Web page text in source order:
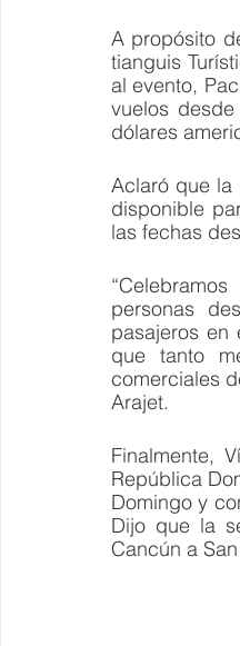
A propósito
tianguis
al evento,
vuelos
dólares
Aclaró que la
disponible
las fechas
personas
pasajeros en
que tanto
comerciales
Arajet.
Finalmente,
República
Domingo y
Dijo que la
Cancún a